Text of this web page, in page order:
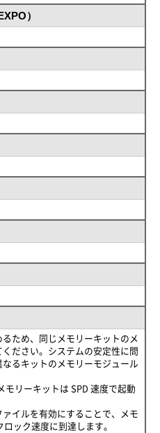
）
ため、同じメモリーキットのメ
ださい。システムの安定性に問
るキットのメモリーモジュール
モリーキットは SPD 速度で起動
ァイルを有効にすることで、メモ
ック速度に到達します。